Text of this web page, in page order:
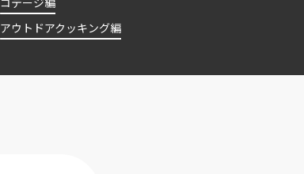
アウトドアクッキング編